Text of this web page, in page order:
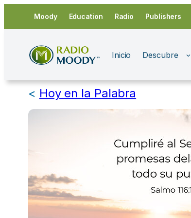
contenido
Moody Education Radio Publishers
Inicio Descubre
< Hoy en la Palabra